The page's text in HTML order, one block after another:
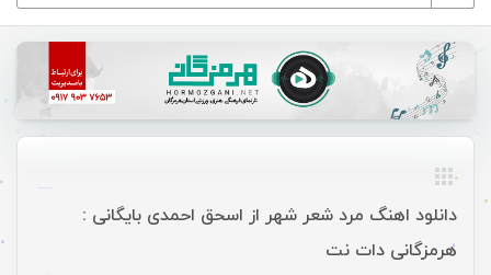
دانلود اهنگ مرد شعر شهر از اسحق احمدی بایگانی :
هرمزگانی دات نت